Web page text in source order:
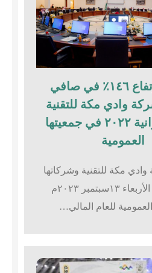
بنسبة ارتفاع ١٤٦٪؜ في صافي
وادي مكة للتقنية
تعتمد ميزانية ٢٠٢٢ في جمعيتها
العمومية
مكة للتقنية وشركاتها
التابعة يوم الأربعاء ١٣سبتمبر ٢٠٢٣م
للعام المالي…